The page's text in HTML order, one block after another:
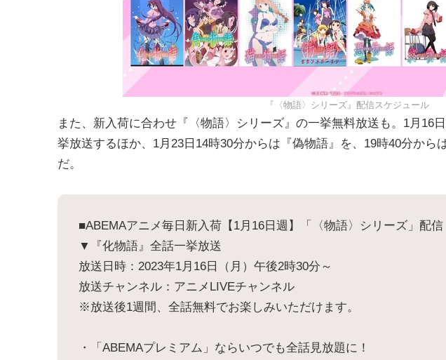
『〈物語〉シリーズ』配信スケジュール
また、新入荷に合わせ『〈物語〉シリーズ』の一挙無料放送も。1月16
挙放送するほか、1月23日14時30分からは『偽物語』を、19時40分から
だ。
■ABEMAアニメ毎日新入荷【1月16日週】「〈物語〉シリーズ」配
▼『化物語』全話一挙放送
放送日時：2023年1月16日（月）午後2時30分～
放送チャンネル：アニメLIVEチャンネル
※放送後1週間、全話無料でお楽しみいただけます。
・「ABEMAプレミアム」ならいつでも全話見放題に！